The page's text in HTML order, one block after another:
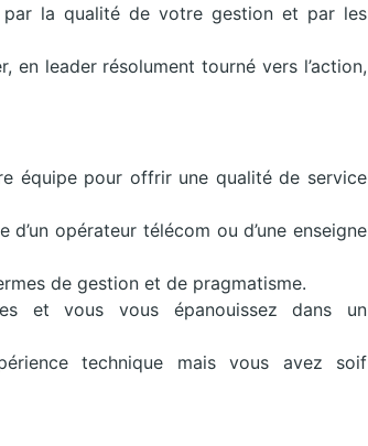
par la qualité de votre gestion et par les
en leader résolument tourné vers l’action,
équipe pour offrir une qualité de service
opérateur télécom ou d’une enseigne
de gestion et de pragmatisme.
et vous vous épanouissez dans un
technique mais vous avez soif